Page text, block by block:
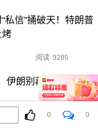
私信”捅破天！特朗普
烤
阅读 9285
伊朗别再幻想了！
0 0